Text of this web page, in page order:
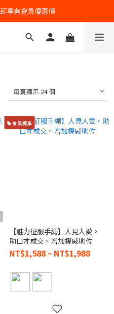
請供滿2000NT免運寄送
享有會員優惠價
請供滿2000NT免運寄送
每頁顯示 24 個
會員獨享
【魅力征服手繩】人見人愛。
助口才成交。增加權威地位
NT$1,588 ~ NT$1,988